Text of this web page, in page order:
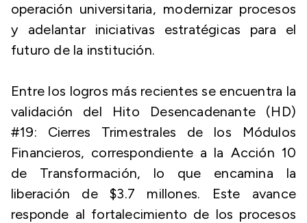
operación universitaria, modernizar procesos
y adelantar iniciativas estratégicas para el
futuro de la institución.
Entre los logros más recientes se encuentra la
validación del Hito Desencadenante (HD)
#19: Cierres Trimestrales de los Módulos
Financieros, correspondiente a la Acción 10
de Transformación, lo que encamina la
liberación de $3.7 millones. Este avance
responde al fortalecimiento de los procesos